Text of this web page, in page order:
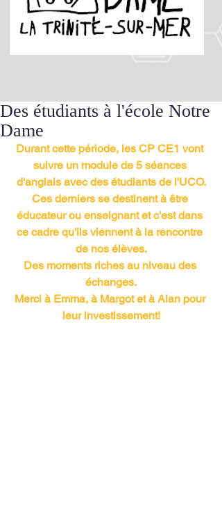
Des étudiants à l'école Notre
Dame
Durant cette période, les CP CE1 vont
suivre un module de 5 séances
d'anglais avec des étudiants de l'UCO.
Ces derniers se destinent à être
éducateur ou enseignant et c'est dans
ce cadre qu'ils viennent à la rencontre
de nos élèves.
Des moments riches au niveau des
échanges.
Merci à Emma, à Margot et à Alan pour
leur investissement!